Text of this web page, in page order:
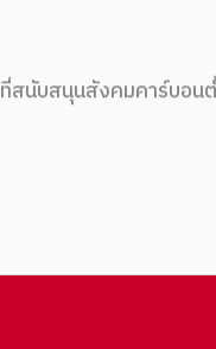
ที่สนับสนุนสังคมคาร์บอนต่ำ